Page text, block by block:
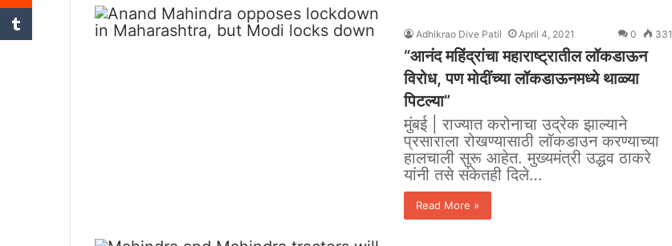
Adhikrao Dive Patil April 4, 2021 0 331
“आनंद महिंद्रांचा महाराष्ट्रातील लॉकडाऊन
विरोध, पण मोदींच्या लॉकडाऊनमध्ये थाळ्या
पिटल्या”
मुंबई | राज्यात करोनाचा उद्रेक झाल्याने
प्रसाराला रोखण्यासाठी लॉकडाउन करण्याच्या
हालचाली सुरू आहेत. मुख्यमंत्री उद्धव ठाकरे
यांनी तसे संकेतही दिले…
Read More »